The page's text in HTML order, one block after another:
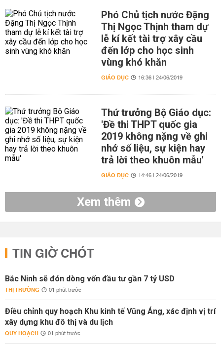
Phó Chủ tịch nước Đặng
Thị Ngọc Thịnh tham dự
lễ kí kết tài trợ xây cầu
đến lớp cho học sinh
vùng khó khăn
GIÁO DỤC 16:36 | 24/06/2019
Thứ trưởng Bộ Giáo dục:
'Đề thi THPT quốc gia
2019 không nặng về ghi
nhớ số liệu, sự kiện hay
trả lời theo khuôn mẫu'
GIÁO DỤC 14:46 | 24/06/2019
Xem thêm
TIN GIỜ CHÓT
Bắc Ninh sẽ đón dòng vốn đầu tư gần 7 tỷ USD
THỊ TRƯỜNG 01 phút trước
Điều chỉnh quy hoạch Khu kinh tế Vũng Áng, xác định vị trí
xây dựng khu đô thị và du lịch
QUY HOẠCH 01 phút trước